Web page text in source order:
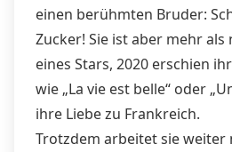
einen berühmten Bruder:
Zucker! Sie ist aber mehr
eines Stars, 2020 erschien
wie „La vie est belle“ oder
ihre Liebe zu Frankreich.
Trotzdem arbeitet sie weiter